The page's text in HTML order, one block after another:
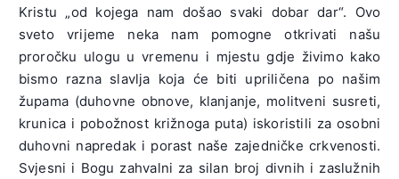
Kristu „od kojega nam došao svaki dobar dar“. Ovo
sveto vrijeme neka nam pomogne otkrivati našu
proročku ulogu u vremenu i mjestu gdje živimo kako
bismo razna slavlja koja će biti upriličena po našim
župama (duhovne obnove, klanjanje, molitveni susreti,
krunica i pobožnost križnoga puta) iskoristili za osobni
duhovni napredak i porast naše zajedničke crkvenosti.
Svjesni i Bogu zahvalni za silan broj divnih i zaslužnih